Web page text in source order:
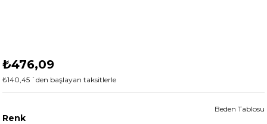
₺476,09
₺140,45 `den başlayan taksitlerle
Renk
Beden Tablosu